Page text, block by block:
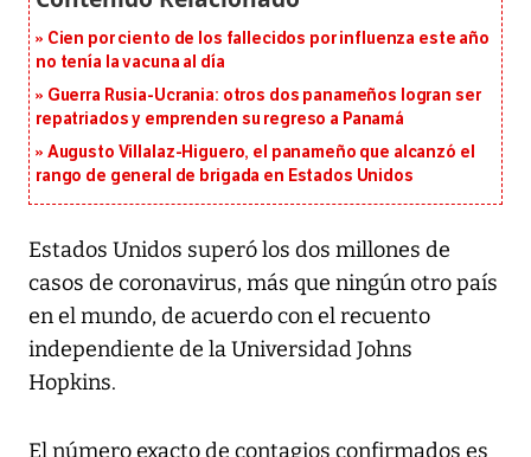
Cien por ciento de los fallecidos por influenza este año
no tenía la vacuna al día
Guerra Rusia-Ucrania: otros dos panameños logran ser
repatriados y emprenden su regreso a Panamá
Augusto Villalaz-Higuero, el panameño que alcanzó el
rango de general de brigada en Estados Unidos
Estados Unidos superó los dos millones de
casos de coronavirus, más que ningún otro país
en el mundo, de acuerdo con el recuento
independiente de la Universidad Johns
Hopkins.
El número exacto de contagios confirmados es